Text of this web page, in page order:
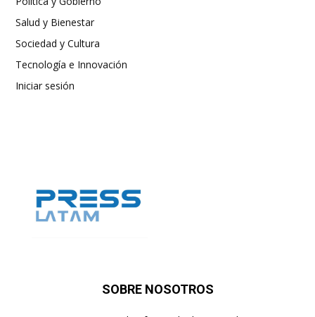
Salud y Bienestar
Sociedad y Cultura
Tecnología e Innovación
Iniciar sesión
SOBRE NOSOTROS